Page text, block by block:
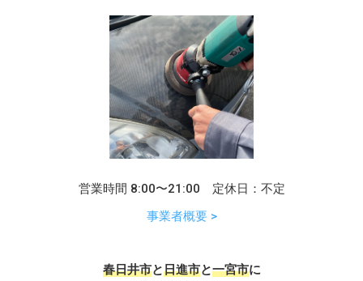
営業時間 8:00〜21:00 定休日：不定
事業者概要 >
春日井市と日進市と一宮市に